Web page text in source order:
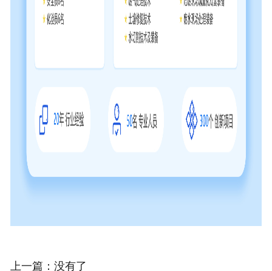
上一篇：没有了